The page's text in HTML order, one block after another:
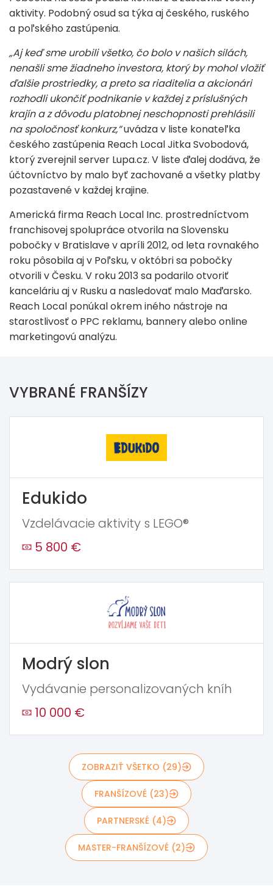
aktivity. Podobný osud sa týka aj českého, ruského
a poľského zastúpenia.
„Aj keď sme urobili všetko, čo bolo v našich silách,
nenašli sme žiadneho investora, ktorý by mohol vložiť
ďalšie prostriedky, a preto sa riaditelia a akcionári
rozhodli ukončiť podnikanie v každej z príslušných
krajín a z dôvodu platobnej neschopnosti prehlásili
na spoločnosť konkurz,“uvádza v liste konateľka
českého zastúpenia Reach Local Jitka Svobodová,
ktorý zverejnil server Lupa.cz. V liste ďalej dodáva, že
účtovníctvo by malo byť zachované a všetky platby
pozastavené v každej krajine.
Americká firma Reach Local Inc. prostredníctvom
franchisovej spolupráce otvorila na Slovensku
pobočky v Bratislave v apríli 2012, od leta rovnakého
roku pôsobila aj v Poľsku, v októbri sa pobočky
otvorili v Česku. V roku 2013 sa podarilo otvoriť
kanceláriu aj v Rusku a nasledovať malo Maďarsko.
Reach Local ponúkal okrem iného nástroje na
starostlivosť o PPC reklamu, bannery alebo online
marketingovú analýzu.
VYBRANÉ FRANŠÍZY
Edukido
Vzdelávacie aktivity s LEGO®
5 800 €
Modrý slon
Vydávanie personalizovaných kníh
10 000 €
ZOBRAZIŤ VŠETKO (29)
FRANŠÍZOVÉ (23)
PARTNERSKÉ (4)
MASTER-FRANŠÍZOVÉ (2)